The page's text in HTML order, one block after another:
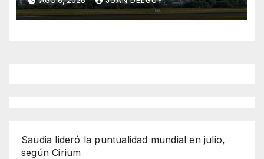
desde octubre
Saudia lideró la puntualidad mundial en julio,
según Cirium